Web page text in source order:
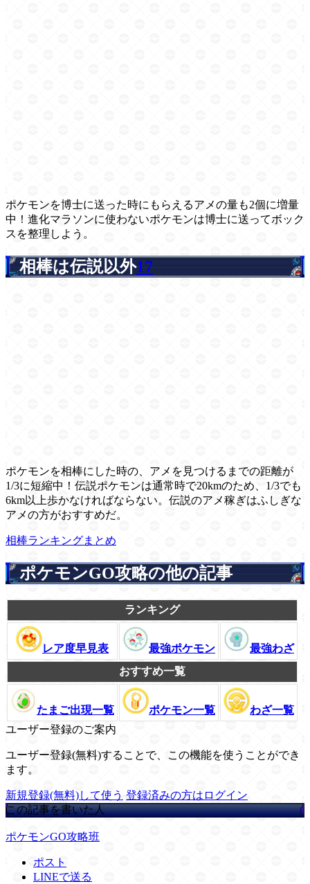
ポケモンを博士に送った時にもらえるアメの量も2個に増量
中！進化マラソンに使わないポケモンは博士に送ってボック
スを整理しよう。
相棒は伝説以外17
ポケモンを相棒にした時の、アメを見つけるまでの距離が
1/3に短縮中！伝説ポケモンは通常時で20kmのため、1/3でも
6km以上歩かなければならない。伝説のアメ稼ぎはふしぎな
アメの方がおすすめだ。
相棒ランキングまとめ
ポケモンGO攻略の他の記事
ランキング
レア度早見表 最強ポケモン
最強わざ
おすすめ一覧
たまご出現一覧 ポケモン一覧
わざ一覧
ユーザー登録のご案内
ユーザー登録(無料)することで、この機能を使うことができ
ます。
新規登録(無料)して使う 登録済みの方はログイン
この記事を書いた人
ポケモンGO攻略班
ポスト
LINEで送る